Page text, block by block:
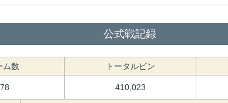
公式戦記録
ム数 トータルピン
410,023